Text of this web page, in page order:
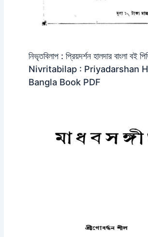
নিভৃতবিলাপ : প্রিয়দর্শন হালদার বাংলা বই
Nivritabilap : Priyadarshan
Bangla Book PDF